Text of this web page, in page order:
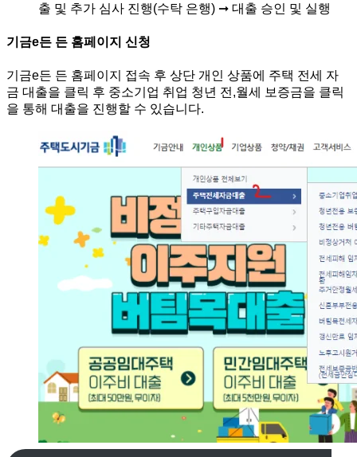
출 및 추가 심사 진행(수탁 은행) ➞ 대출 승인 및 실행
기금e든 든 홈페이지 신청
기금e든 든 홈페이지 접속 후 상단 개인 상품에 주택 전세 자
금 대출을 클릭 후 중소기업 취업 청년 전,월세 보증금을 클릭
을 통해 대출을 진행할 수 있습니다.